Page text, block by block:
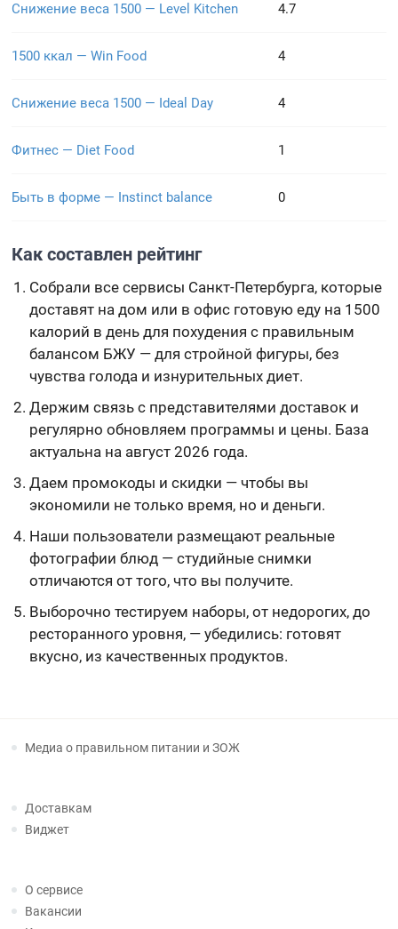
Снижение веса 1500 — Level Kitchen 4.7
1500 ккал — Win Food 4
Снижение веса 1500 — Ideal Day 4
Фитнес — Diet Food 1
Быть в форме — Instinct balance 0
Как составлен рейтинг
Собрали все сервисы Санкт-Петербурга, которые
доставят на дом или в офис готовую еду на 1500
калорий в день для похудения с правильным
балансом БЖУ — для стройной фигуры, без
чувства голода и изнурительных диет.
Держим связь с представителями доставок и
регулярно обновляем программы и цены. База
актуальна на август 2026 года.
Даем промокоды и скидки — чтобы вы
экономили не только время, но и деньги.
Наши пользователи размещают реальные
фотографии блюд — студийные снимки
отличаются от того, что вы получите.
Выборочно тестируем наборы, от недорогих, до
ресторанного уровня, — убедились: готовят
вкусно, из качественных продуктов.
Медиа о правильном питании и ЗОЖ
Доставкам
Виджет
О сервисе
Вакансии